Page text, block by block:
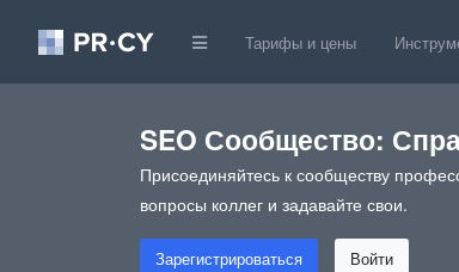
Тарифы и цены
SEO Сообщество:
Присоединяйтесь к сообществу
вопросы коллег и задавайте свои.
Зарегистрироваться Войти